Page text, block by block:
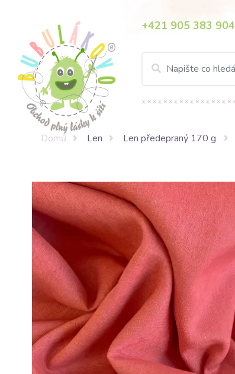
+421 905 383 904
Domů Len Len předepraný 170 g